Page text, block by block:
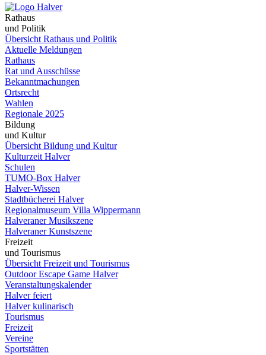
Rathaus
und Politik
Übersicht Rathaus und Politik
Aktuelle Meldungen
Rathaus
Rat und Ausschüsse
Bekanntmachungen
Ortsrecht
Wahlen
Regionale 2025
Bildung
und Kultur
Übersicht Bildung und Kultur
Kulturzeit Halver
Schulen
TUMO-Box Halver
Halver-Wissen
Stadtbücherei Halver
Regionalmuseum Villa Wippermann
Halveraner Musikszene
Halveraner Kunstszene
Freizeit
und Tourismus
Übersicht Freizeit und Tourismus
Outdoor Escape Game Halver
Veranstaltungskalender
Halver feiert
Halver kulinarisch
Tourismus
Freizeit
Vereine
Sportstätten